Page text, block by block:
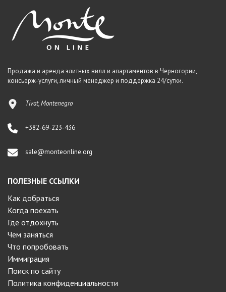
Продажа и аренда элитных вилл и апартаментов в Черногории,
консьерж-услуги, личный менеджер и поддержка 24/сутки.
Tivat, Montenegro
+382-69-223-436
sale@monteonline.org
ПОЛЕЗНЫЕ ССЫЛКИ
Как добраться
Когда поехать
Где отдохнуть
Чем заняться
Что попробовать
Иммиграция
Поиск по сайту
Политика конфиденциальности